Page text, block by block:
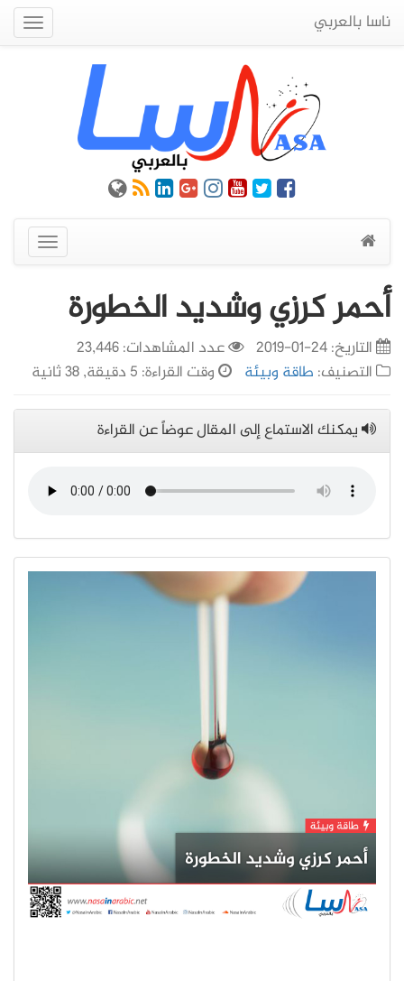
ناسا بالعربي
عرض
القائمة
أحمر كرزي وشديد الخطورة
التاريخ:24-01-2019
عدد المشاهدات: 23,446
التصنيف: طاقة وبيئة وقت القراءة: 5 دقيقة, 38 ثانية
يمكنك الاستماع إلى المقال عوضاً عن القراءة